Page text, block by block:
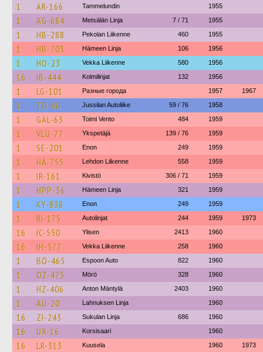
1 AR-166 Tammelundin 1955
1 AG-684 Metsälän Linja 7 / 71 1955
1 HB-288 Pekolan Liikenne 460 1955
1 HB-703 Hämeen Linja 106 1956
1 HO-23 Vekka Liikenne 580 1956
16 IB-444 Kolmilinjat 132 1956
1 LG-101 Разные города 1957 1967
1 TD-60 Jussilan Autoliike 59 / 76 1958
1 GAL-63 Toimi Vento 484 1959
1 VLU-77 Ykspetäjä 139 / 76 1959
1 SE-201 Enon 249 1959
1 HÄ-755 Lehdon Liikenne 558 1959
1 IR-161 Kivistö 306 / 71 1959
1 HPP-36 Hämeen Linja 321 1959
1 KY-838 Enon 249 1959
1 RI-175 Autolinjat 244 1959 1973
16 IC-550 Ylisen 2413 1960
16 IH-577 Vekka Liikenne 258 1960
1 BÖ-465 Espoon Auto 822 1960
1 OZ-475 Mörö 328 1960
1 HZ-406 Anton Mäntylä 2403 1960
1 AU-20 Lahnuksen Linja 1960
16 ZI-243 Sukulan Linja 686 1960
16 UX-16 Korsisaari 1960
16 LR-313 Kuusela 1960 1973